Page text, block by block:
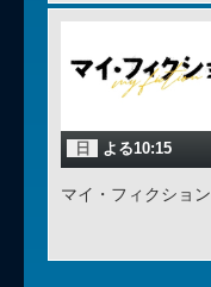
日 よる10:15
マイ・フィクション